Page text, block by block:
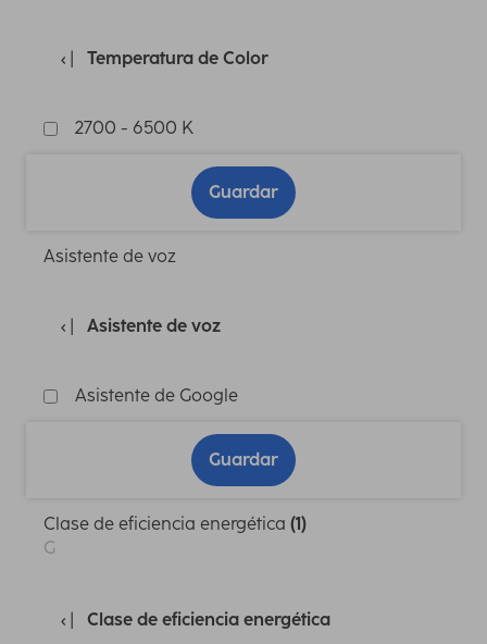
Temperatura de Color
2700 - 6500 K
Guardar
Asistente de voz
Asistente de voz
Asistente de Google
Guardar
Clase de eficiencia energética (1)
G
Clase de eficiencia energética